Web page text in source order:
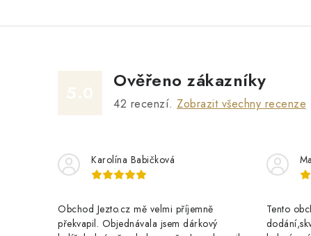
Ověřeno zákazníky
42 recenzí. Zobrazit všechny recenze
Karolína Babičková
Obchod Jezto.cz mě velmi příjemně
překvapil. Objednávala jsem dárkový
Tento